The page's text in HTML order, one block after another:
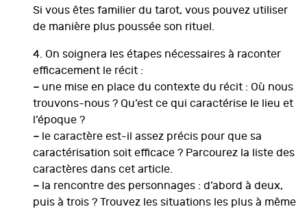
Si vous êtes familier du tarot, vous pouvez utiliser
de manière plus poussée son rituel.
4. On soignera les étapes nécessaires à raconter
efficacement le récit :
– une mise en place du contexte du récit : Où nous
trouvons-nous ? Qu’est ce qui caractérise le lieu et
l’époque ?
– le caractère est-il assez précis pour que sa
caractérisation soit efficace ? Parcourez la liste des
caractères dans cet article.
– la rencontre des personnages : d’abord à deux,
puis à trois ? Trouvez les situations les plus à même